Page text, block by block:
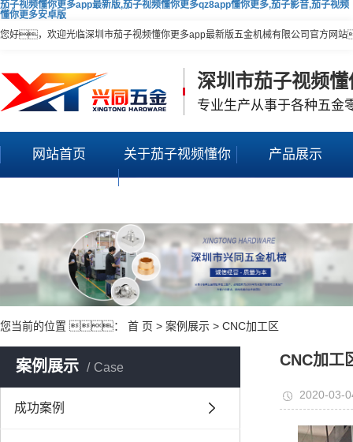
茄子视频懂你更多app最新版,茄子视频懂你更多qz8app懂你更多,茄子影音,茄子视频
懂你更多安卓版
您好，欢迎光临深圳市茄子视频懂你更多app最新版五金机械有限公司官方网
深圳市茄子视频
专业生产从事于各种五金
网站首页 关于茄子视频懂你 产品展示
您当前的位置 ： 首 页 > 案例展示 > CNC加工区
案例展示 Case
成功案例
CNC加工
2020-03-